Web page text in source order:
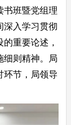
书班暨党组理
深入学习贯彻
重要论述，
细则精神。局
环节，局领导